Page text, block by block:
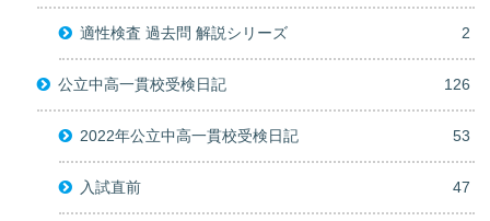
適性検査 過去問 解説シリーズ 2
公立中高一貫校受検日記 126
2022年公立中高一貫校受検日記 53
入試直前 47